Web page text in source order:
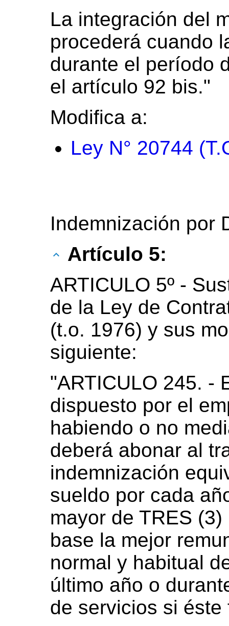
La integración del
procederá cuando
durante el período
el artículo 92 bis."
Modifica a:
Ley N° 20744
Indemnización por
Artículo 5:
ARTICULO 5º -
de la Ley de
(t.o. 1976) y sus
siguiente:
"ARTICULO 245. -
dispuesto por el
habiendo o no
deberá abonar al
indemnización
sueldo por cada
mayor de TRES
base la mejor
normal y habitual
último año o
de servicios si éste